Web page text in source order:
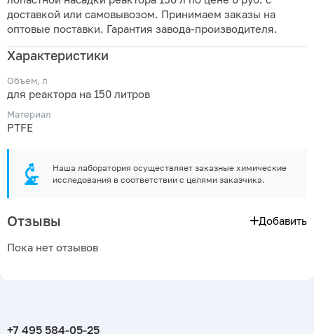
доставкой или самовывозом. Принимаем заказы на
оптовые поставки. Гарантия завода-производителя.
Характеристики
Объем, л
для реактора на 150 литров
Материал
PTFE
Наша лаборатория осуществляет заказные химические
исследования в соответствии с целями заказчика.
Отзывы Добавить
Пока нет отзывов